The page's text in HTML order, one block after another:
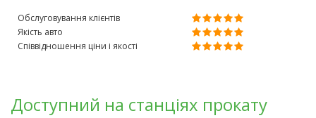
Обслуговування клієнтів
Якість авто
Співвідношення ціни і якості
Доступний на станціях прокату